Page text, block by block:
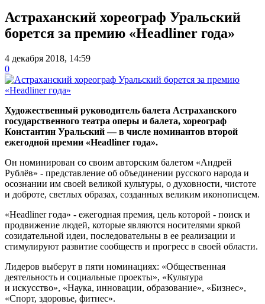
Астраханский хореограф Уральский
борется за премию «Headliner года»
4 декабря 2018, 14:59
0
Художественный руководитель балета Астраханского
государственного театра оперы и балета, хореограф
Константин Уральский — в числе номинантов второй
ежегодной премии «Headliner года».
Он номинирован со своим авторским балетом «Андрей
Рублёв» - представление об объединении русского народа и
осознании им своей великой культуры, о духовности, чистоте
и доброте, светлых образах, созданных великим иконописцем.
«Headliner года» - ежегодная премия, цель которой - поиск и
продвижение людей, которые являются носителями яркой
созидательной идеи, последовательны в ее реализации и
стимулируют развитие сообществ и прогресс в своей области.
Лидеров выберут в пяти номинациях: «Общественная
деятельность и социальные проекты», «Культура
и искусство», «Наука, инновации, образование», «Бизнес»,
«Спорт, здоровье, фитнес».